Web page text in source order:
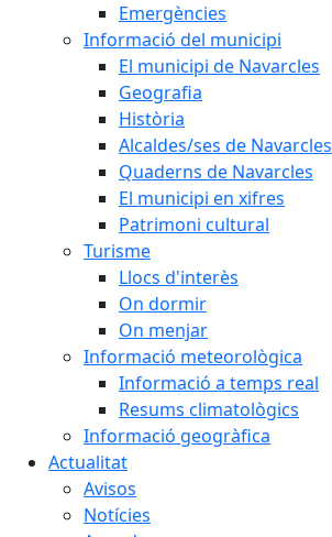
Emergències
Informació del municipi
El municipi de Navarcles
Geografia
Història
Alcaldes/ses de Navarcles
Quaderns de Navarcles
El municipi en xifres
Patrimoni cultural
Turisme
Llocs d'interès
On dormir
On menjar
Informació meteorològica
Informació a temps real
Resums climatològics
Informació geogràfica
Actualitat
Avisos
Notícies